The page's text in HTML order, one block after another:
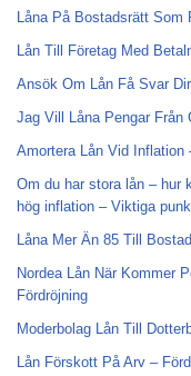
Låna På Bostadsrätt Som
Lån Till Företag Med
Ansök Om Lån Få Svar
Jag Vill Låna Pengar Från
Amortera Lån Vid
Om du har stora lån – hur
hög inflation – Viktiga
Låna Mer Än 85 Till
Nordea Lån När Kommer
Fördröjning
Moderbolag Lån Till
Lån Förskott På Arv –